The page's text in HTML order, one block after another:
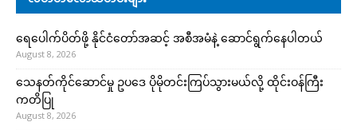
ရေပေါက်ပိတ်ဖို့ နိုင်ငံတော်အဆင့် အစီအမံနဲ့ ဆောင်ရွက်နေပါတယ်
August 8, 2026
သေနတ်ကိုင်ဆောင်မှု ဥပဒေ ပိုမိုတင်းကြပ်သွားမယ်လို့ ထိုင်းဝန်ကြီး
ကတိပြု
August 8, 2026